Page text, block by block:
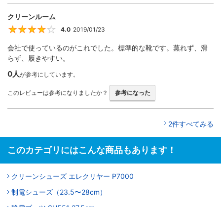
クリーンルーム
4
4.0 2019/01/23
会社で使っているのがこれでした。標準的な靴です。蒸れず、滑
らず、履きやすい。
0人が参考にしています。
このレビューは参考になりましたか？ 参考になった
2件すべてみる
このカテゴリにはこんな商品もあります！
クリーンシューズ エレクリヤー P7000
制電シューズ（23.5〜28cm）